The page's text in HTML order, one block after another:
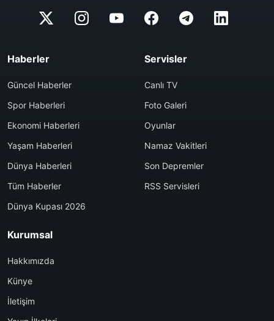
Haberler
Güncel Haberler
Spor Haberleri
Ekonomi Haberleri
Yaşam Haberleri
Dünya Haberleri
Tüm Haberler
Dünya Kupası 2026
Servisler
Canlı TV
Foto Galeri
Oyunlar
Namaz Vakitleri
Son Depremler
RSS Servisleri
Kurumsal
Hakkımızda
Künye
İletişim